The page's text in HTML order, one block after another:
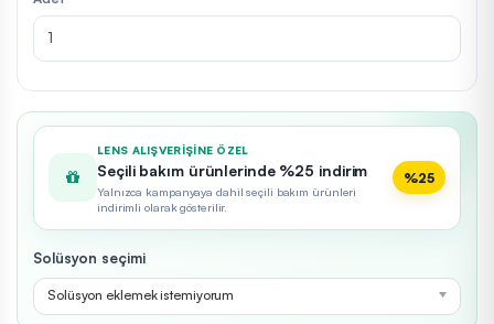
LENS ALIŞVERIŞINE ÖZEL
Seçili bakım ürünlerinde %25 indirim
Yalnızca kampanyaya dahil seçili bakım ürünleri
indirimli olarak gösterilir.
%25
Solüsyon seçimi
Solüsyon eklemek istemiyorum